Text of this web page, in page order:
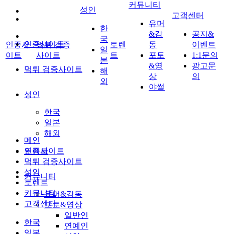
인증사이트
먹튀 검증사이트
성인
한국
일본
해외
토렌트
커뮤니티
유머&감동
포토&영상
일반인
연예인
인증사
이트
먹튀 검증
사이트
성인
한
국
일
본
해
외
토렌
트
커뮤니티
유머
&감
동
포토
&영
상
야썰
고객센터
공지&
이벤트
1:1문의
광고문
의
메인
인증사이트
먹튀 검증사이트
성인
토렌트
커뮤니티
고객센터
한국